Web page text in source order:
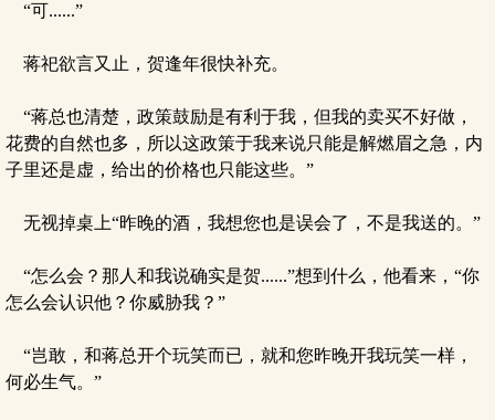
“可......”
蒋祀欲言又止，贺逢年很快补充。
“蒋总也清楚，政策鼓励是有利于我，但我的卖买不好做，
花费的自然也多，所以这政策于我来说只能是解燃眉之急，内
子里还是虚，给出的价格也只能这些。”
无视掉桌上“昨晚的酒，我想您也是误会了，不是我送的。”
“怎么会？那人和我说确实是贺......”想到什么，他看来，“你
怎么会认识他？你威胁我？”
“岂敢，和蒋总开个玩笑而已，就和您昨晚开我玩笑一样，
何必生气。”